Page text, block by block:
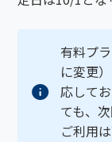
有料プ
に変更
応して
ても、
ご利用